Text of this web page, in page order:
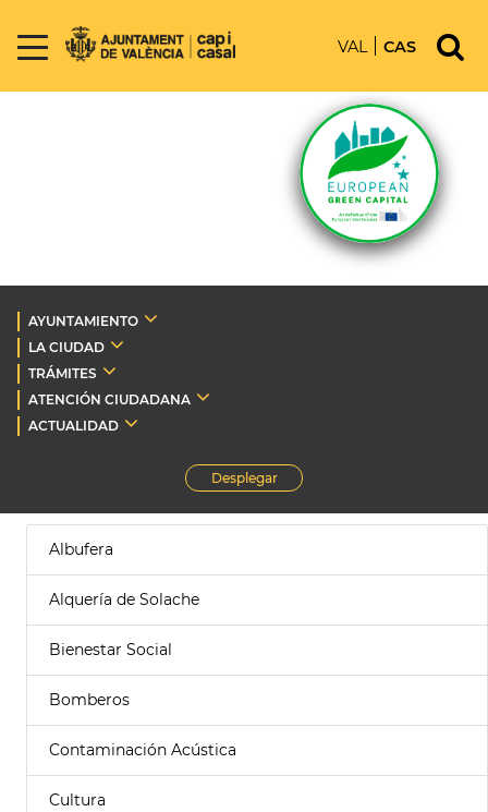
VAL CAS
AYUNTAMIENTO
LA CIUDAD
TRÁMITES
ATENCIÓN CIUDADANA
ACTUALIDAD
Desplegar
Albufera
Alquería de Solache
Bienestar Social
Bomberos
Contaminación Acústica
Cultura